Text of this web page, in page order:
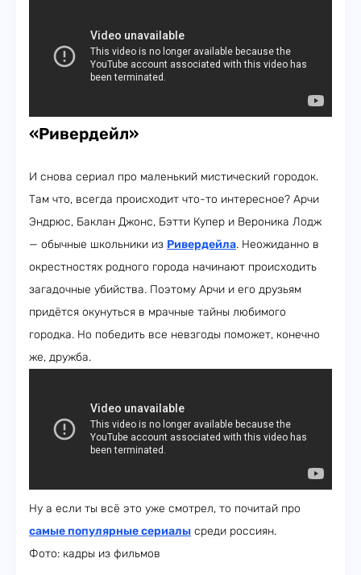
«Ривердейл»
И снова сериал про маленький мистический городок.
Там что, всегда происходит что-то интересное? Арчи
Эндрюс, Баклан Джонс, Бэтти Купер и Вероника Лодж
— обычные школьники из Ривердейла. Неожиданно в
окрестностях родного города начинают происходить
загадочные убийства. Поэтому Арчи и его друзьям
придётся окунуться в мрачные тайны любимого
городка. Но победить все невзгоды поможет, конечно
же, дружба.
Ну а если ты всё это уже смотрел, то почитай про
самые популярные сериалы среди россиян.
Фото: кадры из фильмов